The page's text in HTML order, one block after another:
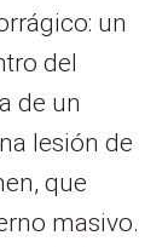
un
del
de un
lesión de
que
masivo.